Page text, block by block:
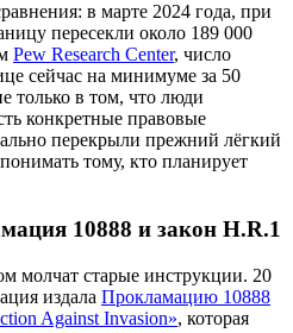
в марте 2024 года, при
пересекли около 189 000
Pew Research Center, число
сейчас на минимуме за 50
только в том, что люди
конкретные правовые
перекрыли прежний лёгкий
тому, кто планирует
10888 и закон H.R.1
молчат старые инструкции. 20
издала Прокламацию 10888
Against Invasion», которая